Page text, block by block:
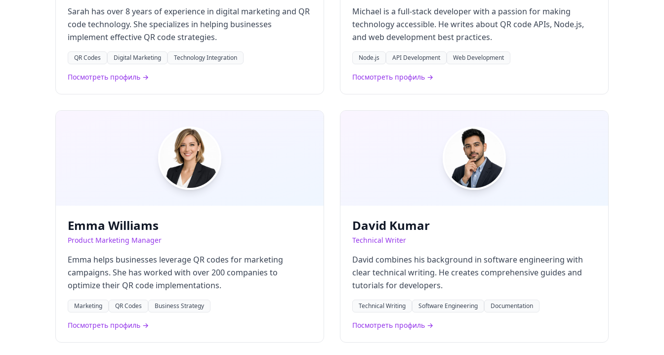
Sarah has over 8 years of experience in digital marketing and QR
code technology. She specializes in helping businesses
implement effective QR code strategies.
QR Codes Digital Marketing Technology Integration
Посмотреть профиль →
Michael is a full-stack developer with a passion for making
technology accessible. He writes about QR code APIs, Node.js,
and web development best practices.
Node.js API Development Web Development
Посмотреть профиль →
Emma Williams
Product Marketing Manager
Emma helps businesses leverage QR codes for marketing
campaigns. She has worked with over 200 companies to
optimize their QR code implementations.
Marketing QR Codes Business Strategy
Посмотреть профиль →
David Kumar
Technical Writer
David combines his background in software engineering with
clear technical writing. He creates comprehensive guides and
tutorials for developers.
Technical Writing Software Engineering Documentation
Посмотреть профиль →